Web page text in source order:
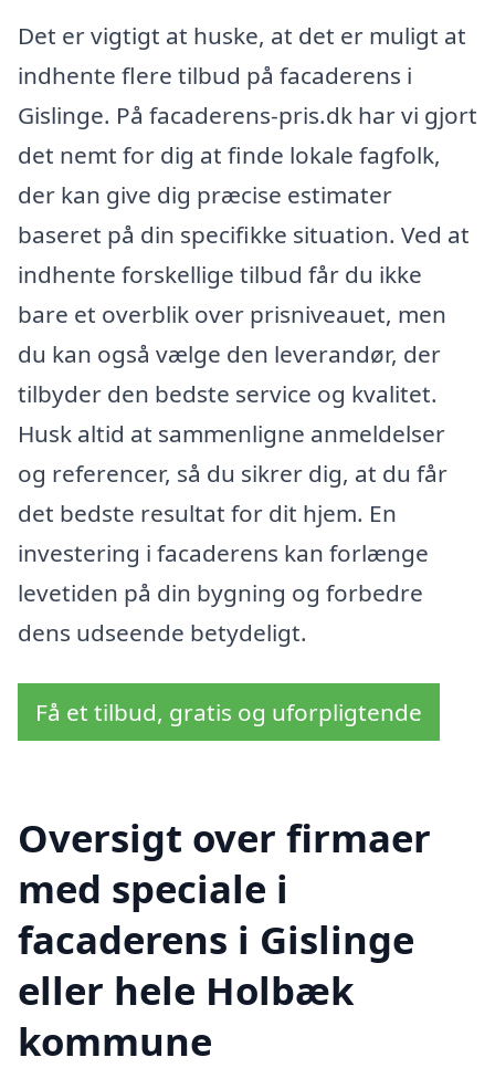
Det er vigtigt at huske, at det er muligt at
indhente flere tilbud på facaderens i
Gislinge. På facaderens-pris.dk har vi gjort
det nemt for dig at finde lokale fagfolk,
der kan give dig præcise estimater
baseret på din specifikke situation. Ved at
indhente forskellige tilbud får du ikke
bare et overblik over prisniveauet, men
du kan også vælge den leverandør, der
tilbyder den bedste service og kvalitet.
Husk altid at sammenligne anmeldelser
og referencer, så du sikrer dig, at du får
det bedste resultat for dit hjem. En
investering i facaderens kan forlænge
levetiden på din bygning og forbedre
dens udseende betydeligt.
Få et tilbud, gratis og uforpligtende
Oversigt over firmaer
med speciale i
facaderens i Gislinge
eller hele Holbæk
kommune